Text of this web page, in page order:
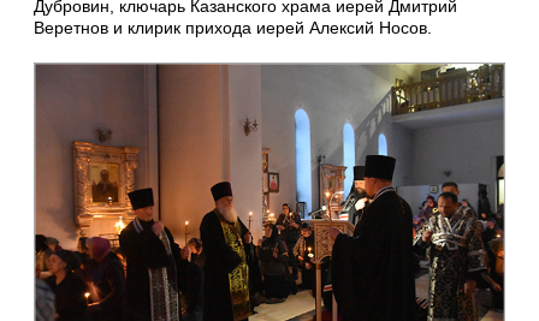
Дубровин, ключарь Казанского храма иерей Дмитрий
Веретнов и клирик прихода иерей Алексий Носов.